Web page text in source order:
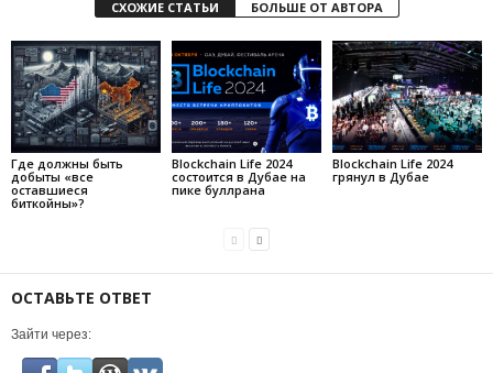
СХОЖИЕ СТАТЬИ БОЛЬШЕ ОТ АВТОРА
Где должны быть
добыты «все
оставшиеся
биткойны»?
Blockchain Life 2024
состоится в Дубае на
пике буллрана
Blockchain Life 2024
грянул в Дубае
ОСТАВЬТЕ ОТВЕТ
Зайти через: